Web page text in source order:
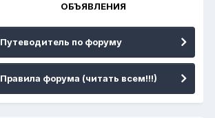
ОБЪЯВЛЕНИЯ
Путеводитель по форуму
Правила форума (читать всем!!!)